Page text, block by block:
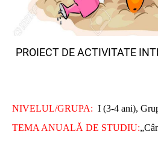
PROIECT DE ACTIVITATE
NIVELUL/GRUPA: I (3-4 ani),
TEMA ANUALĂ DE STUDIU: